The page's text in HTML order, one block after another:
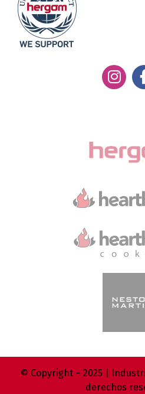
© Copyright – 2025 |
derechos